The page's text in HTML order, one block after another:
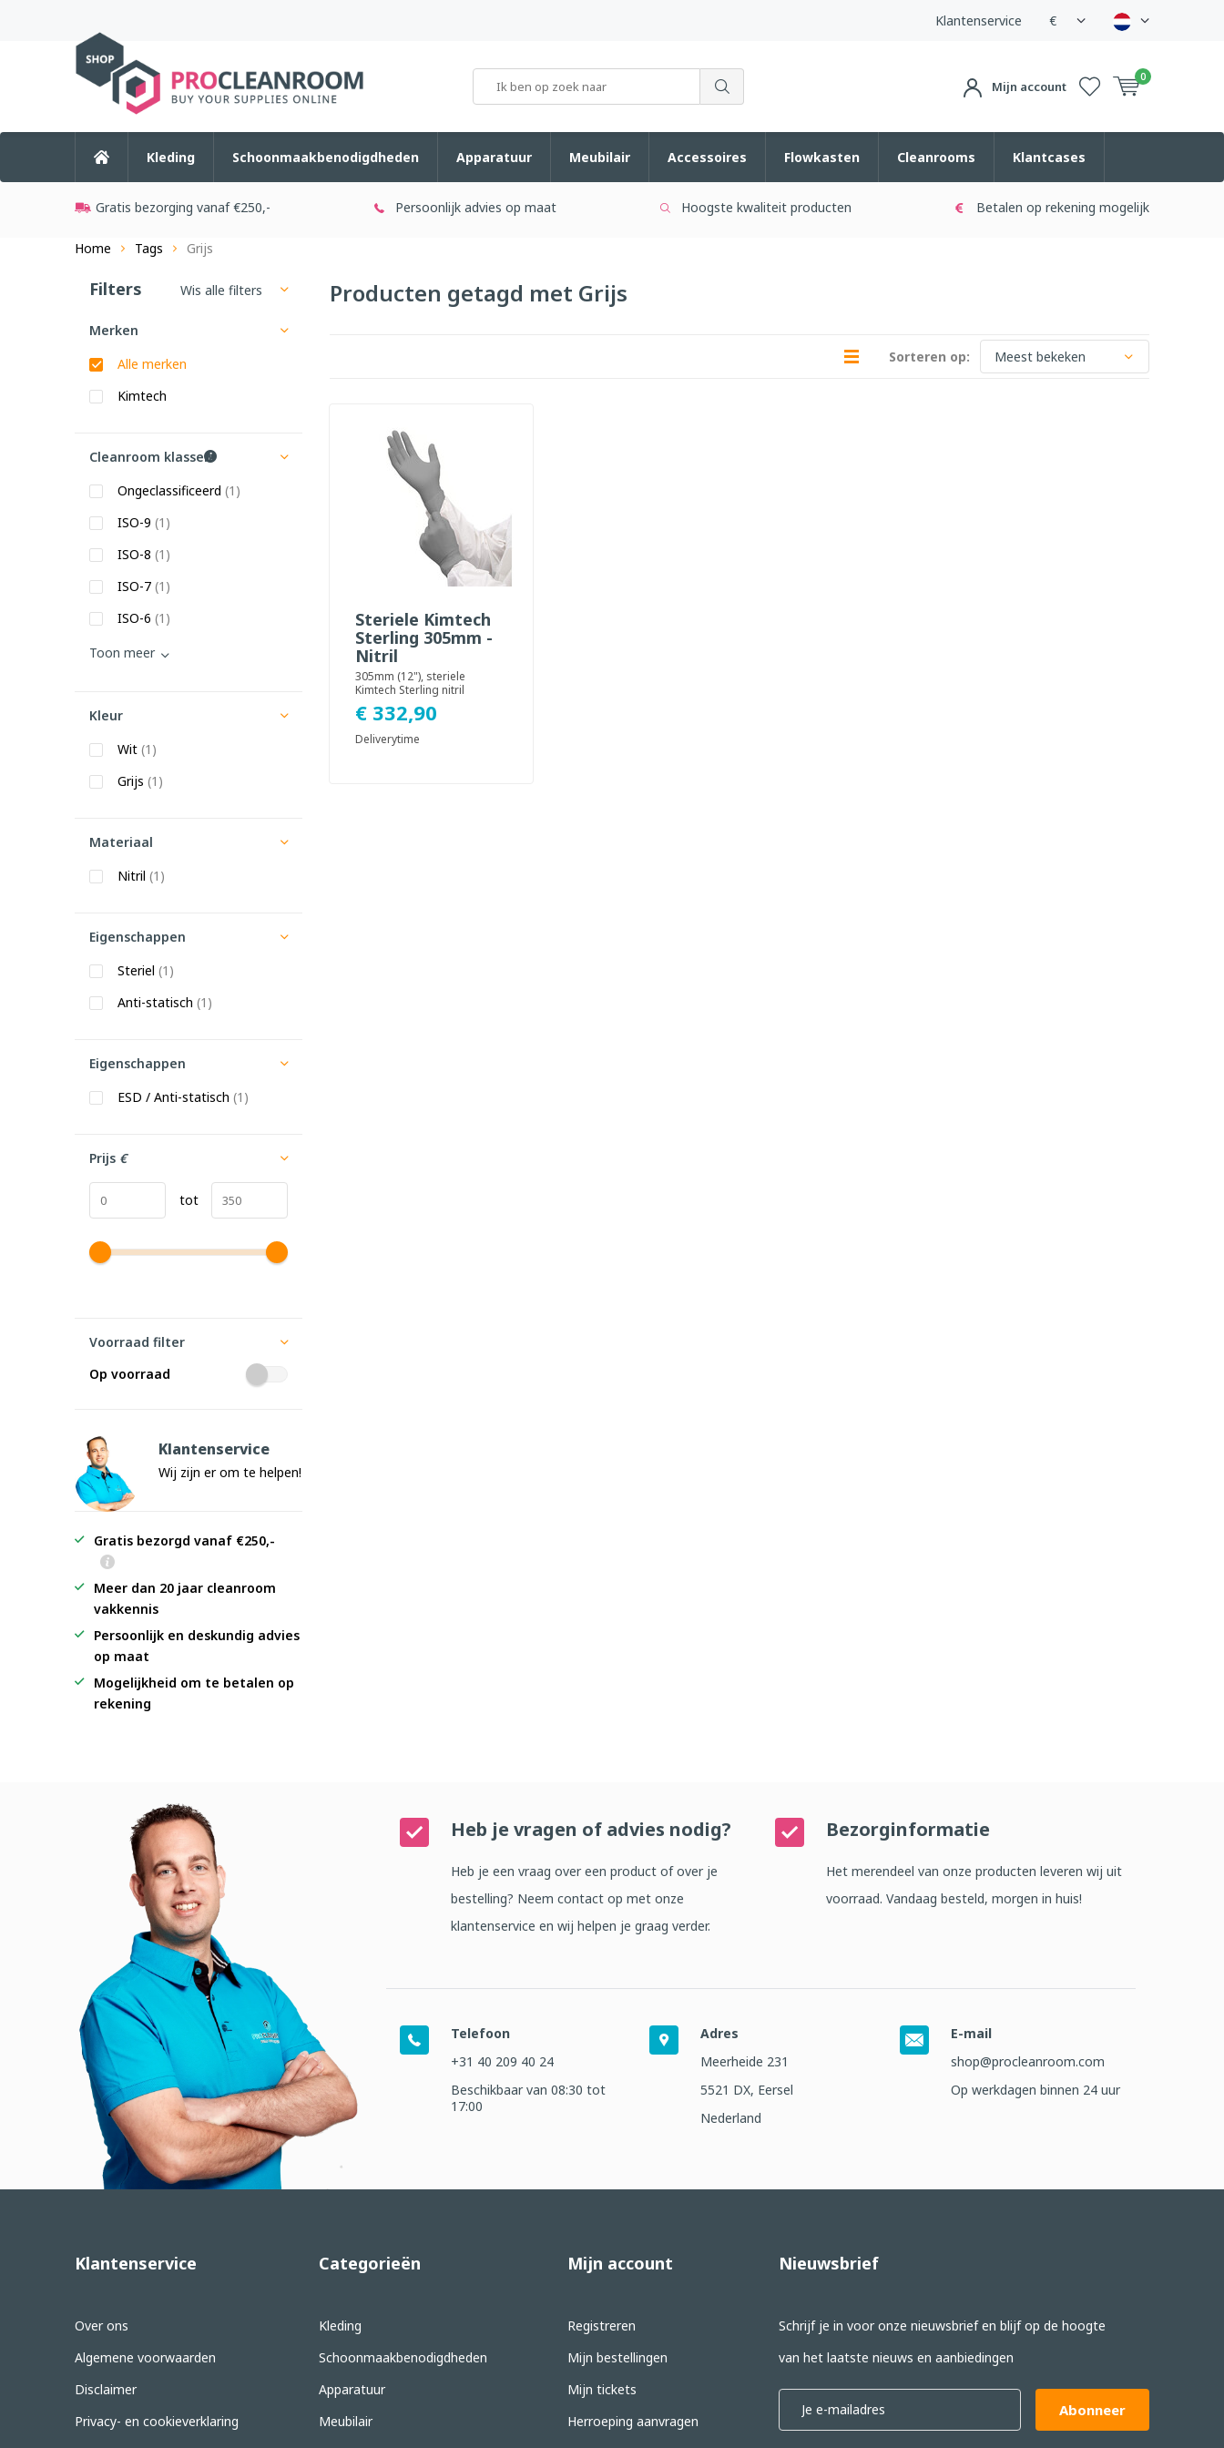
Klantenservice €
Mijn account
0
Kleding Schoonmaakbenodigdheden Apparatuur Meubilair Accessoires Flowkasten Cleanrooms Klantcases
Gratis bezorging vanaf €250,- Persoonlijk advies op maat Hoogste kwaliteit producten Betalen op rekening mogelijk
Home Tags Grijs
Producten getagd met Grijs
Sorteren op:
Steriele Kimtech
Sterling 305mm -
Nitril
305mm (12"), steriele
Kimtech Sterling nitril
cleanroomhandschoenen
zijn voor eenmalig geb...
€ 332,90
Deliverytime
Filters Wis alle filters
Merken
Alle merken
Kimtech
Cleanroom klassen
Ongeclassificeerd (1)
ISO-9 (1)
ISO-8 (1)
ISO-7 (1)
ISO-6 (1)
Toon meer
Kleur
Wit (1)
Grijs (1)
Materiaal
Nitril (1)
Eigenschappen
Steriel (1)
Anti-statisch (1)
Eigenschappen
ESD / Anti-statisch (1)
Prijs €
tot
Voorraad filter
Op voorraad
Klantenservice
Wij zijn er om te helpen!
Gratis bezorgd vanaf €250,-
Meer dan 20 jaar cleanroom
vakkennis
Persoonlijk en deskundig advies
op maat
Mogelijkheid om te betalen op
rekening
Heb je vragen of advies nodig?
Heb je een vraag over een product of over je
bestelling? Neem contact op met onze
klantenservice en wij helpen je graag verder.
Bezorginformatie
Het merendeel van onze producten leveren wij uit
voorraad. Vandaag besteld, morgen in huis!
Telefoon
+31 40 209 40 24
Beschikbaar van 08:30 tot
17:00
Adres
Meerheide 231
5521 DX, Eersel
Nederland
E-mail
shop@procleanroom.com
Op werkdagen binnen 24 uur
Klantenservice
Over ons
Algemene voorwaarden
Disclaimer
Privacy- en cookieverklaring
Categorieën
Kleding
Schoonmaakbenodigdheden
Apparatuur
Meubilair
Mijn account
Registreren
Mijn bestellingen
Mijn tickets
Herroeping aanvragen
Nieuwsbrief
Schrijf je in voor onze nieuwsbrief en blijf op de hoogte
van het laatste nieuws en aanbiedingen
Abonneer